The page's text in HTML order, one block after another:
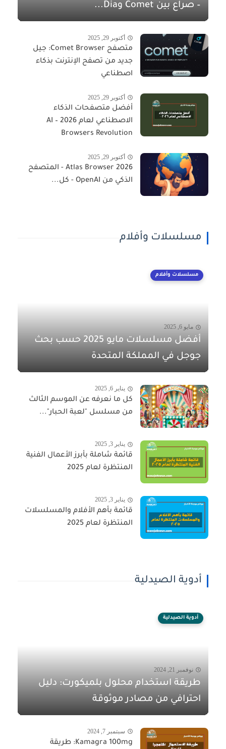
– صراع بين Comet وDia...
أكتوبر 29, 2025
متصفح Comet Browser: جيل
جديد من تصفح الإنترنت بذكاء
اصطناعي
أكتوبر 29, 2025
أفضل متصفحات الذكاء
الاصطناعي لعام 2026 – AI
Browsers Revolution
أكتوبر 29, 2025
Atlas Browser 2026 - المتصفح
الذكي من OpenAI - كل...
مسلسلات وأفلام
مسلسلات وأفلام
مايو 6, 2025
أفضل مسلسلات مايو 2025 حسب بحث
جوجل في المملكة المتحدة
يناير 6, 2025
كل ما نعرفه عن الموسم الثالث
من مسلسل "لعبة الحبار"...
يناير 3, 2025
قائمة شاملة بأبرز الأعمال الفنية
المنتظرة لعام 2025
يناير 3, 2025
قائمة بأهم الأفلام والمسلسلات
المنتظرة لعام 2025
أدوية الصيدلية
أدوية الصيدلية
نوفمبر 21, 2024
طريقة استخدام محلول بلميكورت: دليل
احترافي من مصادر موثوقة
سبتمبر 7, 2024
Kamagra 100mg: طريقة